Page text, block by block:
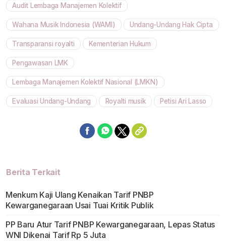
Audit Lembaga Manajemen Kolektif
Wahana Musik Indonesia (WAMI) Undang-Undang Hak Cipta
Transparansi royalti Kementerian Hukum
Pengawasan LMK
Lembaga Manajemen Kolektif Nasional (LMKN)
Evaluasi Undang-Undang Royalti musik Petisi Ari Lasso
Berita Terkait
Menkum Kaji Ulang Kenaikan Tarif PNBP
Kewarganegaraan Usai Tuai Kritik Publik
PP Baru Atur Tarif PNBP Kewarganegaraan, Lepas Status
WNI Dikenai Tarif Rp 5 Juta